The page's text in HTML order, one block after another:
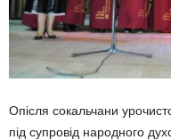
Опісля сокальчани
під супровід народного